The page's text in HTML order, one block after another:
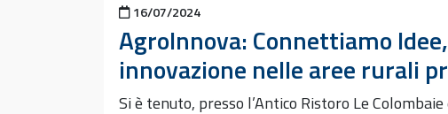
Pubblicato il
16/07/2024
AgroInnova: Connettiamo
innovazione nelle aree rurali
Si è tenuto, presso l’Antico Ristoro Le